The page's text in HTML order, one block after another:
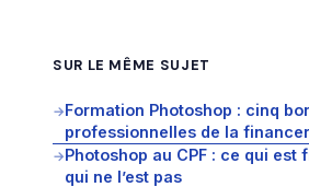
SUR LE MÊME SUJET
→Formation Photoshop : cinq
professionnelles de la financer
→Photoshop au CPF : ce qui est
qui ne l’est pas